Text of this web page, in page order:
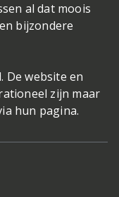
al dat moois
bijzondere
De website en
zijn maar
hun pagina.